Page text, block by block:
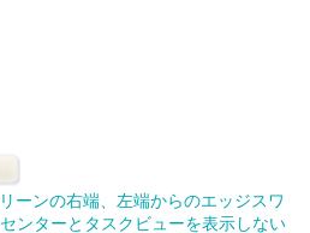
ーンの右端、左端からのエッジスワ
ンターとタスクビューを表示しない